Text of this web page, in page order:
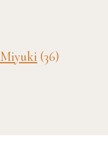
Miyuki (36)